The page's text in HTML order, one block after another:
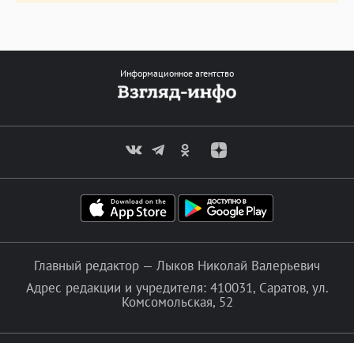
Информационное агентство
Главный редактор — Лыков Николай Валерьевич
Адрес редакции и учредителя: 410031, Саратов, ул.
Комсомольская, 52